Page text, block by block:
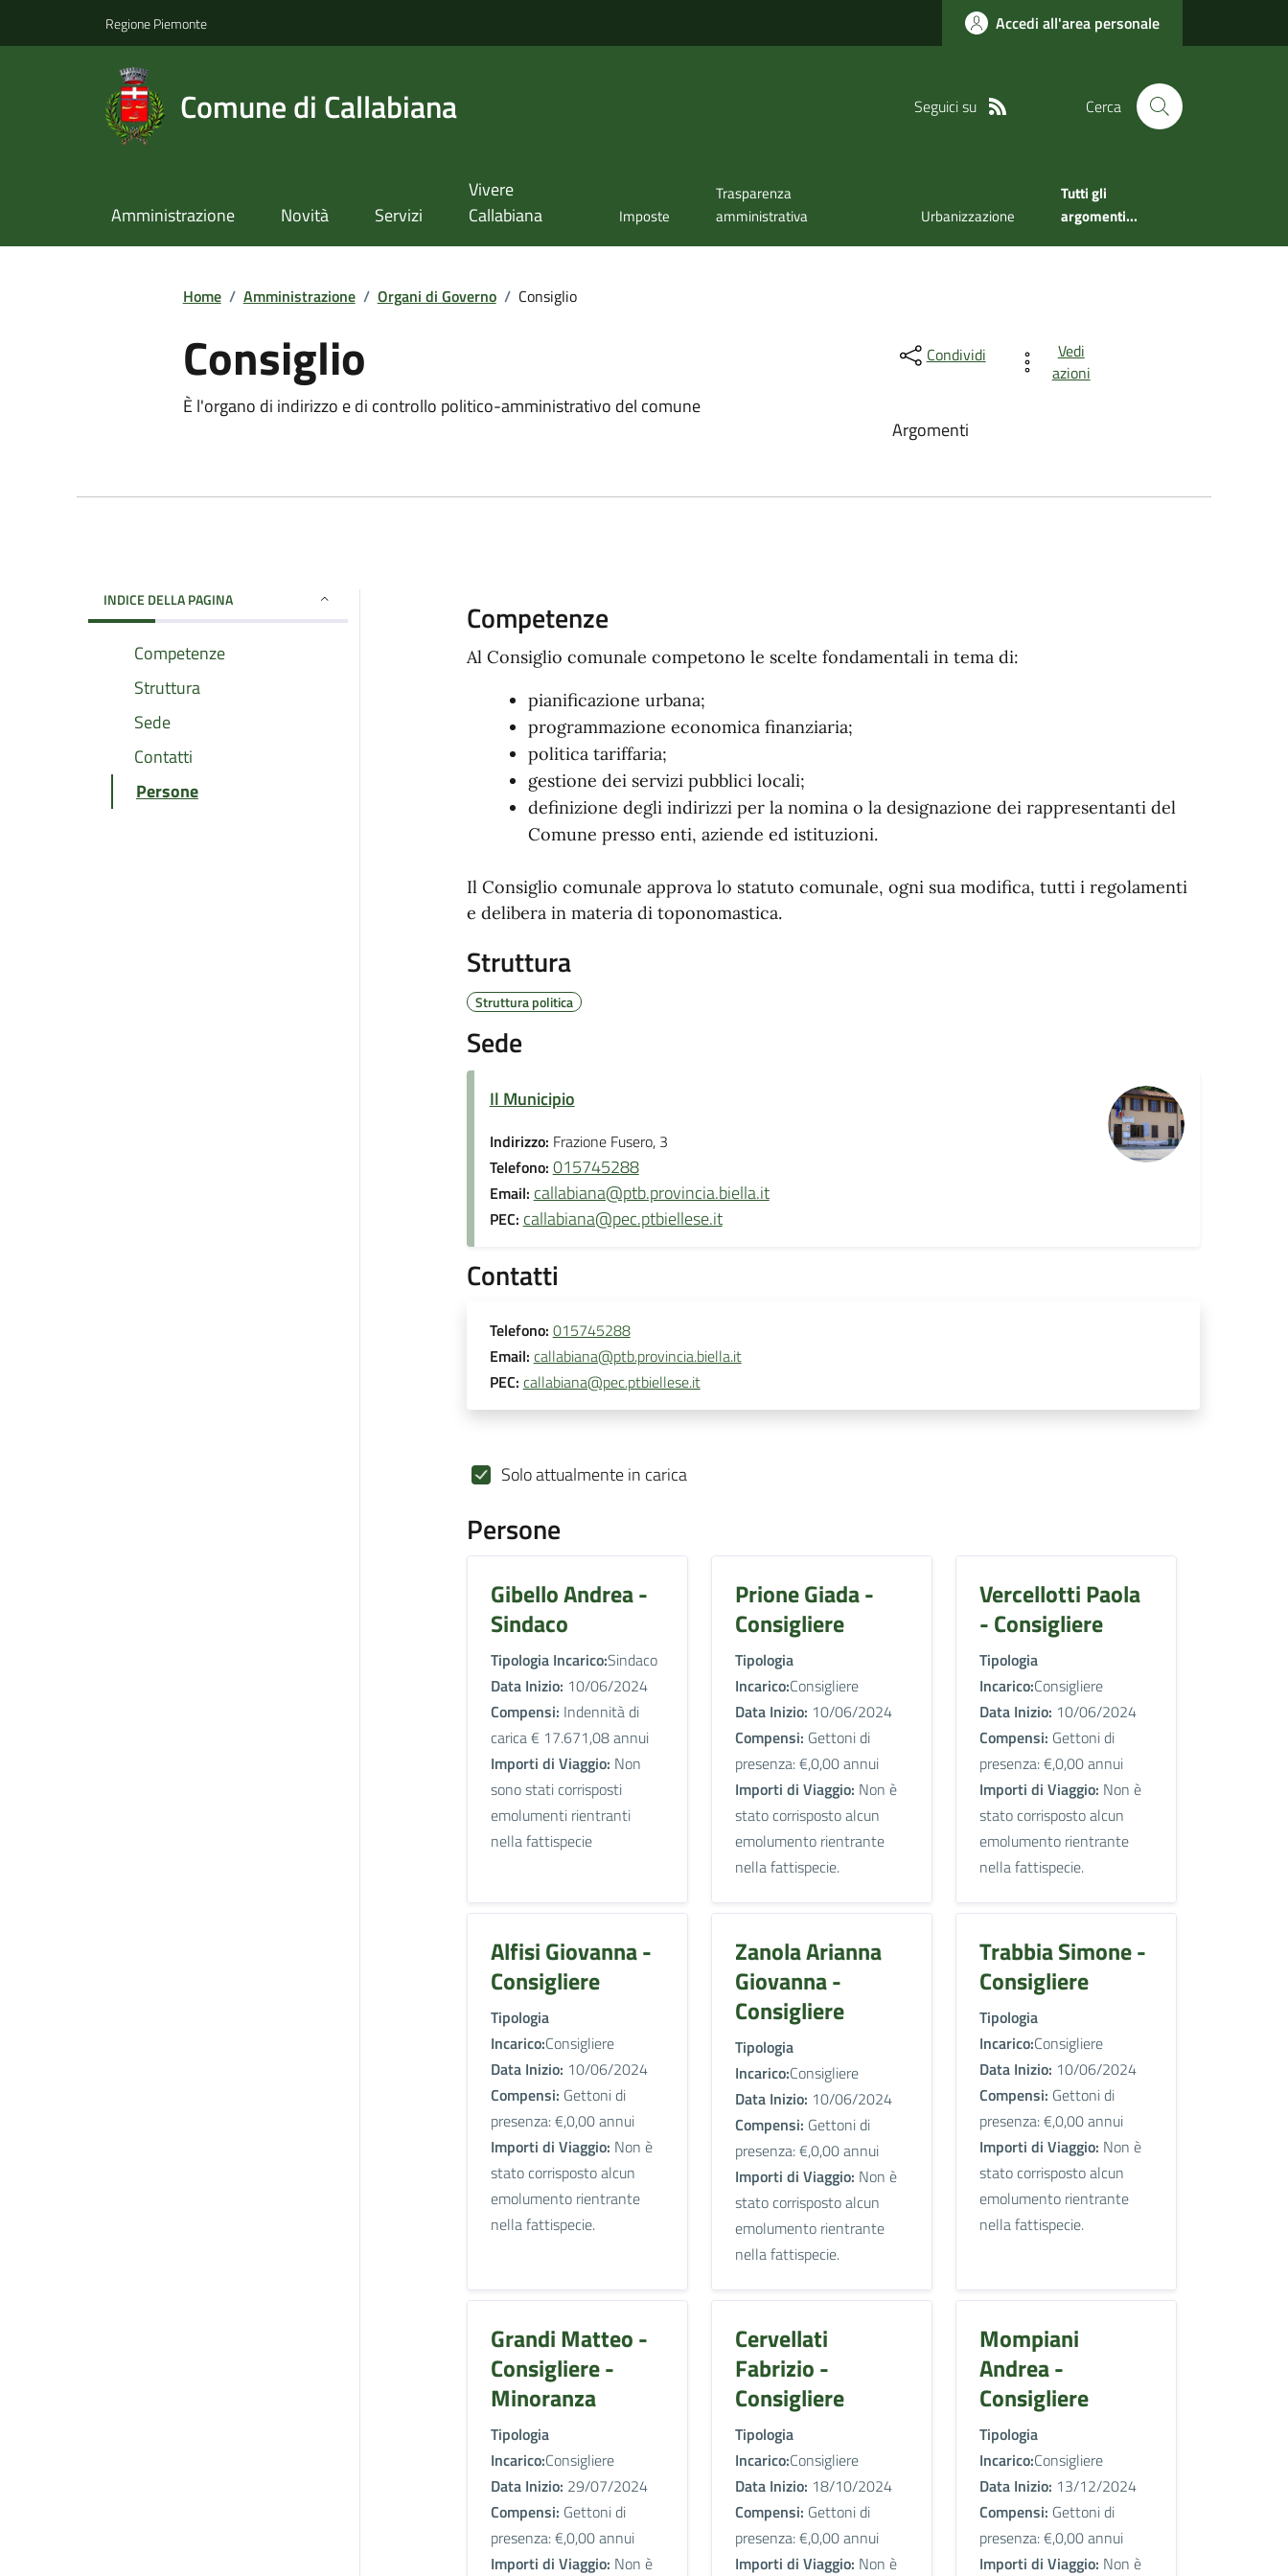
Regione Piemonte Accedi all'area personale
Comune di Callabiana Seguici su Cerca
Amministrazione Novità Servizi
Vivere
Callabiana
Imposte
Trasparenza
amministrativa
Urbanizzazione
Tutti gli
argomenti...
Home / Amministrazione / Organi di Governo / Consiglio
Consiglio
È l'organo di indirizzo e di controllo politico-amministrativo del comune
Condividi
Vedi
azioni
Argomenti
INDICE DELLA PAGINA
Competenze
Struttura
Sede
Contatti
Persone
Competenze
Al Consiglio comunale competono le scelte fondamentali in tema di:
pianificazione urbana;
programmazione economica finanziaria;
politica tariffaria;
gestione dei servizi pubblici locali;
definizione degli indirizzi per la nomina o la designazione dei rappresentanti del
Comune presso enti, aziende ed istituzioni.
Il Consiglio comunale approva lo statuto comunale, ogni sua modifica, tutti i regolamenti
e delibera in materia di toponomastica.
Struttura
Struttura politica
Sede
Il Municipio
Indirizzo: Frazione Fusero, 3
Telefono: 015745288
Email: callabiana@ptb.provincia.biella.it
PEC: callabiana@pec.ptbiellese.it
Contatti
Telefono: 015745288
Email: callabiana@ptb.provincia.biella.it
PEC: callabiana@pec.ptbiellese.it
Solo attualmente in carica
Persone
Gibello Andrea -
Sindaco
Tipologia Incarico:Sindaco
Data Inizio: 10/06/2024
Compensi: Indennità di
carica € 17.671,08 annui
Importi di Viaggio: Non
sono stati corrisposti
emolumenti rientranti
nella fattispecie
Prione Giada -
Consigliere
Tipologia
Incarico:Consigliere
Data Inizio: 10/06/2024
Compensi: Gettoni di
presenza: €,0,00 annui
Importi di Viaggio: Non è
stato corrisposto alcun
emolumento rientrante
nella fattispecie.
Vercellotti Paola
- Consigliere
Tipologia
Incarico:Consigliere
Data Inizio: 10/06/2024
Compensi: Gettoni di
presenza: €,0,00 annui
Importi di Viaggio: Non è
stato corrisposto alcun
emolumento rientrante
nella fattispecie.
Alfisi Giovanna -
Consigliere
Tipologia
Incarico:Consigliere
Data Inizio: 10/06/2024
Compensi: Gettoni di
presenza: €,0,00 annui
Importi di Viaggio: Non è
stato corrisposto alcun
emolumento rientrante
nella fattispecie.
Zanola Arianna
Giovanna -
Consigliere
Tipologia
Incarico:Consigliere
Data Inizio: 10/06/2024
Compensi: Gettoni di
presenza: €,0,00 annui
Importi di Viaggio: Non è
stato corrisposto alcun
emolumento rientrante
nella fattispecie.
Trabbia Simone -
Consigliere
Tipologia
Incarico:Consigliere
Data Inizio: 10/06/2024
Compensi: Gettoni di
presenza: €,0,00 annui
Importi di Viaggio: Non è
stato corrisposto alcun
emolumento rientrante
nella fattispecie.
Grandi Matteo -
Consigliere -
Minoranza
Tipologia
Incarico:Consigliere
Data Inizio: 29/07/2024
Compensi: Gettoni di
presenza: €,0,00 annui
Importi di Viaggio: Non è
Cervellati
Fabrizio -
Consigliere
Tipologia
Incarico:Consigliere
Data Inizio: 18/10/2024
Compensi: Gettoni di
presenza: €,0,00 annui
Importi di Viaggio: Non è
Mompiani
Andrea -
Consigliere
Tipologia
Incarico:Consigliere
Data Inizio: 13/12/2024
Compensi: Gettoni di
presenza: €,0,00 annui
Importi di Viaggio: Non è